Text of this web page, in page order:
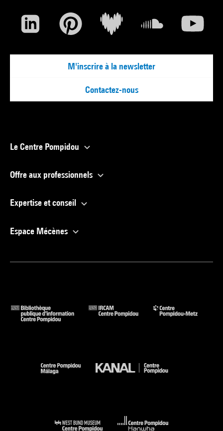
M'inscrire à la newsletter
Contactez-nous
Le Centre Pompidou
Offre aux professionnels
Expertise et conseil
Espace Mécènes